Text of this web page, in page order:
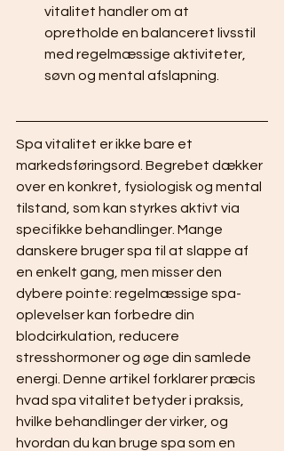
vitalitet handler om at
opretholde en balanceret livsstil
med regelmæssige aktiviteter,
søvn og mental afslapning.
Spa vitalitet er ikke bare et
markedsføringsord. Begrebet dækker
over en konkret, fysiologisk og mental
tilstand, som kan styrkes aktivt via
specifikke behandlinger. Mange
danskere bruger spa til at slappe af
en enkelt gang, men misser den
dybere pointe: regelmæssige spa-
oplevelser kan forbedre din
blodcirkulation, reducere
stresshormoner og øge din samlede
energi. Denne artikel forklarer præcis
hvad spa vitalitet betyder i praksis,
hvilke behandlinger der virker, og
hvordan du kan bruge spa som en